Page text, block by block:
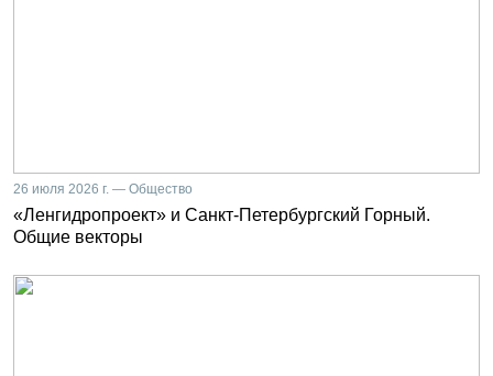
26 июля 2026 г. — Общество
«Ленгидропроект» и Санкт-Петербургский Горный.
Общие векторы